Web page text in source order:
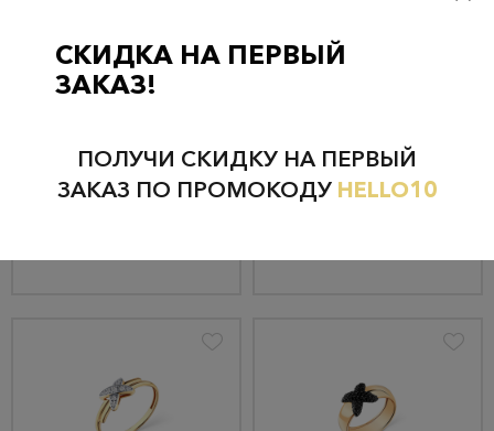
22 192 руб. 60 810 руб.
64 010 руб.
СКИДКА НА ПЕРВЫЙ
ЗАКАЗ!
ПОЛУЧИ СКИДКУ НА ПЕРВЫЙ
ЗАКАЗ ПО ПРОМОКОДУ HELLO10